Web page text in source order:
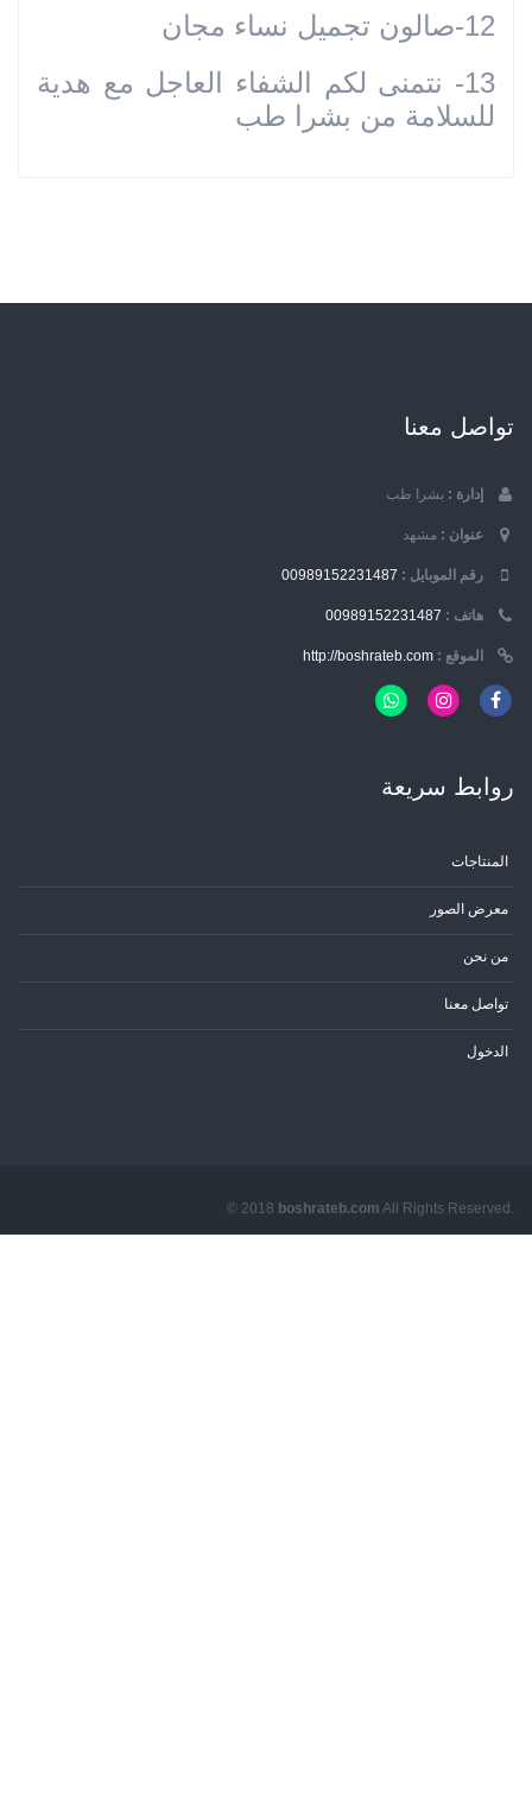
12-صالون تجميل نساء مجان
13- نتمنى لكم الشفاء العاجل مع هدية
للسلامة من بشرا طب
تواصل معنا
إدارة : بشرا طب
عنوان : مشهد
رقم الموبایل : 00989152231487
هاتف : 00989152231487
الموقع : http://boshrateb.com
روابط سریعة
المنتاجات
معرض الصور
من نحن
تواصل معنا
الدخول
© 2018 boshrateb.com All Rights Reserved.